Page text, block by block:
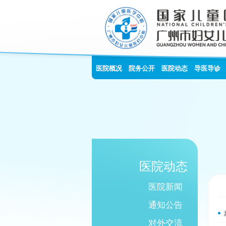
医院概况 院务公开 医院动态 导医导诊
医院动态
医院新闻
通知公告
对外交流